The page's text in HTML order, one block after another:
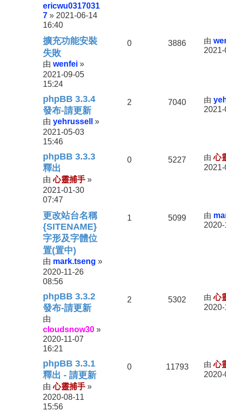
ericwu0317031
7 » 2021-06-14
16:40
擴充功能安裝
失敗
由 wenfei »
2021-09-05
15:24
0 3886 由
phpBB 3.3.4
發布-請更新
由 yehrussell »
2021-05-03
15:46
2 7040 由
phpBB 3.3.3
釋出
由心靈捕手 »
2021-01-30
07:47
0 5227 由心
更改站台名稱
{SITENAME}
字形及字體位
置(置中)
由 mark.tseng »
2020-11-26
08:56
1 5099 由
phpBB 3.3.2
發布-請更新
由
cloudsnow30 »
2020-11-07
16:21
2 5302 由心
phpBB 3.3.1
釋出 - 請更新
由心靈捕手 »
2020-08-11
15:56
0 11793 由心